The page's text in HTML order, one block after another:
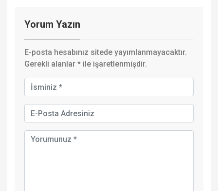
Yorum Yazın
E-posta hesabınız sitede yayımlanmayacaktır.
Gerekli alanlar * ile işaretlenmişdir.